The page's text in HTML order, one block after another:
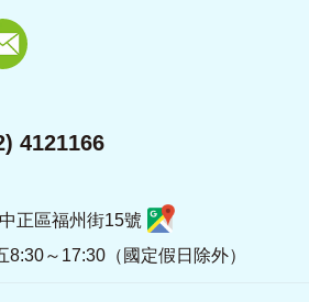
4121166
正區福州街15號
8:30～17:30（國定假日除外）